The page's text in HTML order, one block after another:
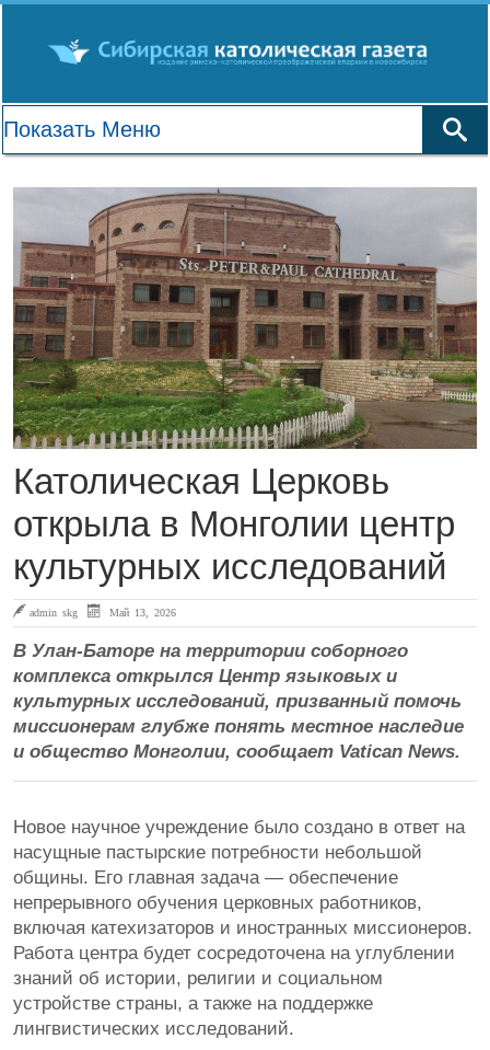
Католическая Церковь
открыла в Монголии центр
культурных исследований
admin skg Май 13, 2026
В Улан-Баторе на территории соборного
комплекса открылся Центр языковых и
культурных исследований, призванный помочь
миссионерам глубже понять местное наследие
и общество Монголии, сообщает Vatican News.
Новое научное учреждение было создано в ответ на
насущные пастырские потребности небольшой
общины. Его главная задача — обеспечение
непрерывного обучения церковных работников,
включая катехизаторов и иностранных миссионеров.
Работа центра будет сосредоточена на углублении
знаний об истории, религии и социальном
устройстве страны, а также на поддержке
лингвистических исследований.